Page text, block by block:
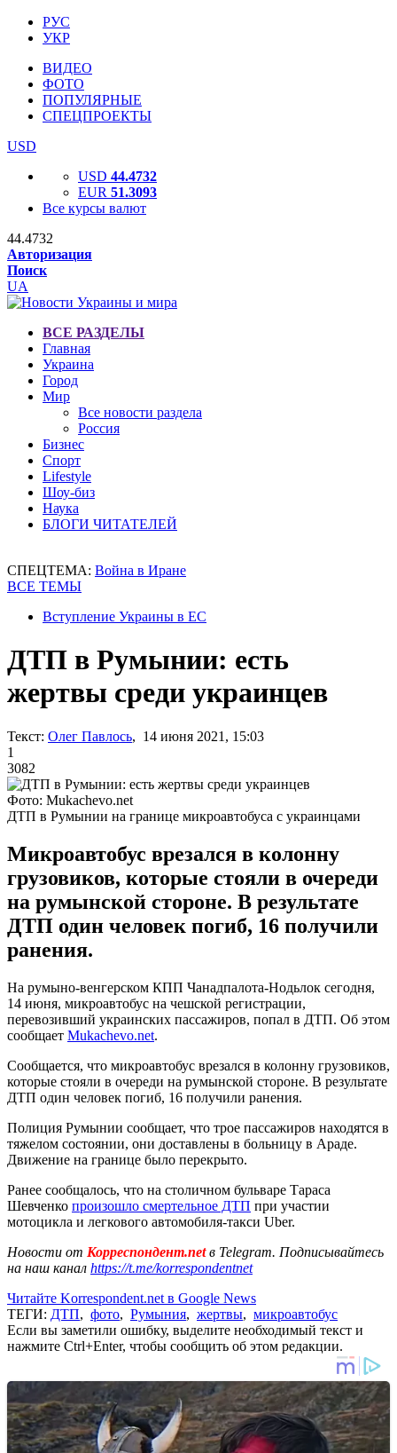
РУС
УКР
ВИДЕО
ФОТО
ПОПУЛЯРНЫЕ
СПЕЦПРОЕКТЫ
USD
USD 44.4732
EUR 51.3093
Все курсы валют
44.4732
Авторизация
Поиск
UA
ВСЕ РАЗДЕЛЫ
Главная
Украина
Город
Мир
Все новости раздела
Россия
Бизнес
Спорт
Lifestyle
Шоу-биз
Наука
БЛОГИ ЧИТАТЕЛЕЙ
СПЕЦТЕМА: Война в Иране
ВСЕ ТЕМЫ
Вступление Украины в ЕС
ДТП в Румынии: есть
жертвы среди украинцев
Текст: Олег Павлось, 14 июня 2021, 15:03
1
3082
Фото: Mukachevo.net
ДТП в Румынии на границе микроавтобуса с украинцами
Микроавтобус врезался в колонну
грузовиков, которые стояли в очереди
на румынской стороне. В результате
ДТП один человек погиб, 16 получили
ранения.
На румыно-венгерском КПП Чанадпалота-Нодьлок сегодня,
14 июня, микроавтобус на чешской регистрации,
перевозивший украинских пассажиров, попал в ДТП. Об этом
сообщает Mukachevo.net.
Сообщается, что микроавтобус врезался в колонну грузовиков,
которые стояли в очереди на румынской стороне. В результате
ДТП один человек погиб, 16 получили ранения.
Полиция Румынии сообщает, что трое пассажиров находятся в
тяжелом состоянии, они доставлены в больницу в Араде.
Движение на границе было перекрыто.
Ранее сообщалось, что на столичном бульваре Тараса
Шевченко произошло смертельное ДТП при участии
мотоцикла и легкового автомобиля-такси Uber.
Новости от Корреспондент.netв Telegram. Подписывайтесь
на наш канал https://t.me/korrespondentnet
Читайте Korrespondent.net в Google News
ТЕГИ: ДТП, фото, Румыния, жертвы, микроавтобус
Если вы заметили ошибку, выделите необходимый текст и
нажмите Ctrl+Enter, чтобы сообщить об этом редакции.